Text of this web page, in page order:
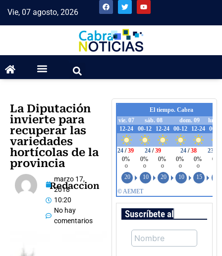
Vie, 07 agosto, 2026
La Diputación
invierte para
recuperar las
variedades
hortícolas de la
provincia
Redaccion
marzo 17,
2018
10:20
No hay
comentarios
Suscríbete al boletín